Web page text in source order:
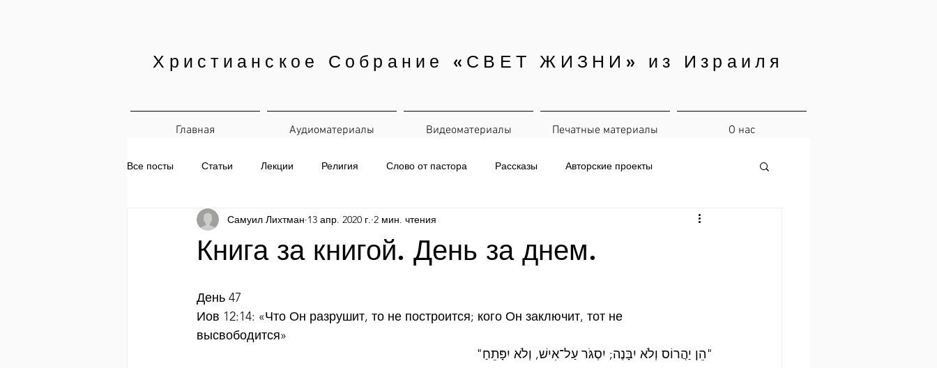
Христианское Собрание «СВЕТ ЖИЗНИ» из Израиля
Главная Аудиоматериалы Видеоматериалы Печатные материалы О нас
Все посты Статьи Лекции Религия Слово от пастора Рассказы Авторские проекты
Печатные материалы Ежедневная рассылка
Книга за книгой. День за днем.
Самуил Лихтман 13 апр. 2020 г. 2 мин. чтения
День 47
Иов 12:14: «Что Он разрушит, то не построится; кого Он заключит, тот не
высвободится»
"הֵן יַהֲרוֹס וְלֹא יִבָּנֶה; יִסְגֹּר עַל־אִישׁ, וְלֹא יִפָּתֵחַ"